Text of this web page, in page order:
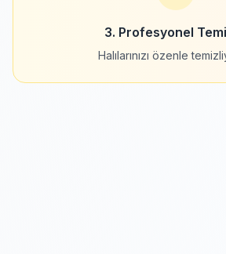
3. Profesyonel
Halılarınızı özenle